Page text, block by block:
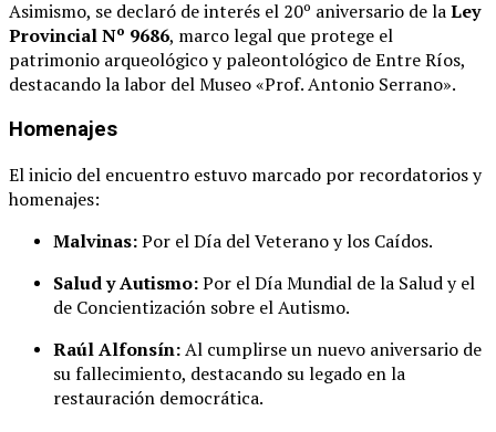
Asimismo, se declaró de interés el 20º aniversario de laLey
Provincial Nº 9686, marco legal que protege el
patrimonio arqueológico y paleontológico de Entre Ríos,
destacando la labor del Museo «Prof. Antonio Serrano».
Homenajes
El inicio del encuentro estuvo marcado por recordatorios y
homenajes:
Malvinas:Por el Día del Veterano y los Caídos.
Salud y Autismo:Por el Día Mundial de la Salud y el
de Concientización sobre el Autismo.
Raúl Alfonsín:Al cumplirse un nuevo aniversario de
su fallecimiento, destacando su legado en la
restauración democrática.